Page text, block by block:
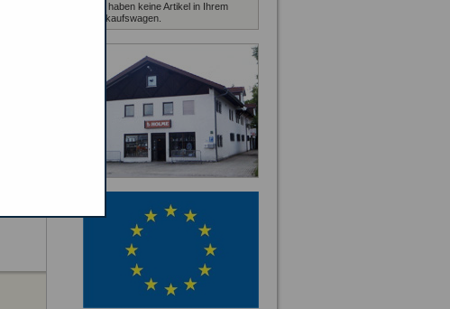
Sie haben keine Artikel in Ihrem
Einkaufswagen.